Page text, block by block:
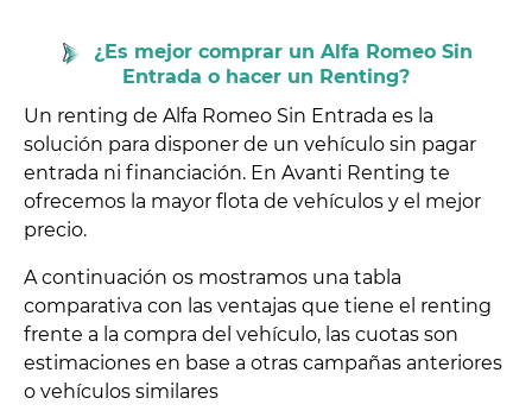
¿Es mejor comprar un Alfa Romeo Sin
Entrada o hacer un Renting?
Un renting de Alfa Romeo Sin Entrada es la
solución para disponer de un vehículo sin pagar
entrada ni financiación. En Avanti Renting te
ofrecemos la mayor flota de vehículos y el mejor
precio.
A continuación os mostramos una tabla
comparativa con las ventajas que tiene el renting
frente a la compra del vehículo, las cuotas son
estimaciones en base a otras campañas anteriores
o vehículos similares